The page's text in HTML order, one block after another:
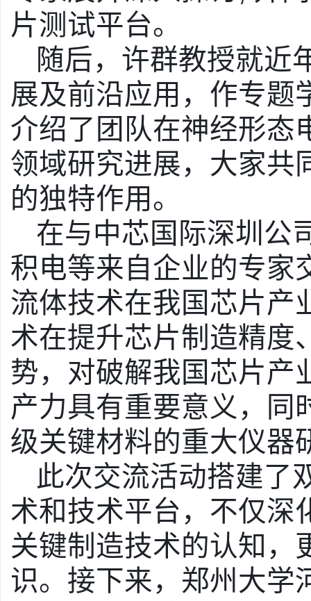
片测试平台。
随后，许群教授就近
展及前沿应用，作专题
介绍了团队在神经形态
领域研究进展，大家共
的独特作用。
在与中芯国际深圳公
积电等来自企业的专家
流体技术在我国芯片产
术在提升芯片制造精度
势，对破解我国芯片产
产力具有重要意义，同
级关键材料的重大仪器
此次交流活动搭建了
术和技术平台，不仅深
关键制造技术的认知，
识。接下来，郑州大学